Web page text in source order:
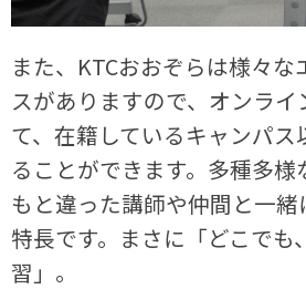
また、KTCおおぞらは様々
スがありますので、オンラ
て、在籍しているキャンパ
ることができます。多種多
もと違った講師や仲間と一
特長です。まさに「どこでも
習」。